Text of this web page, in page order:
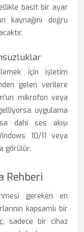
basit bir ayar
kaynağını doğru
için işletim
gelen verilere
mikrofon veya
uygulama
dahi ses akışı
10/11 veya
görülür.
Rehberi
gereken en
kapsamlı bir
sadece bir cihaz